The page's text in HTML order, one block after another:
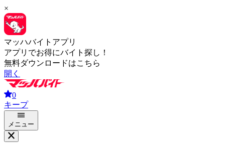
×
マッハバイトアプリ
アプリでお得にバイト探し！
無料ダウンロードはこちら
開く
0
キープ
メニュー